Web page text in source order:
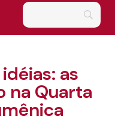
as
na Quarta